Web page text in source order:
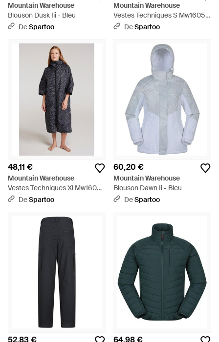
Mountain Warehouse
Blouson Dusk Iii - Bleu
DeSpartoo
Mountain Warehouse
Vestes Techniques S Mw1605 -
BleuDeSpartoo
48,11 €
Mountain Warehouse
Vestes Techniques Xl Mw1605 -
BleuDeSpartoo
60,20 €
Mountain Warehouse
Blouson Dawn Ii - Bleu
DeSpartoo
52,83 € 64,98 €